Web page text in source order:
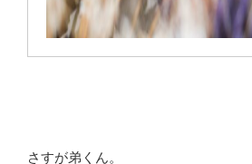
さすが弟くん。